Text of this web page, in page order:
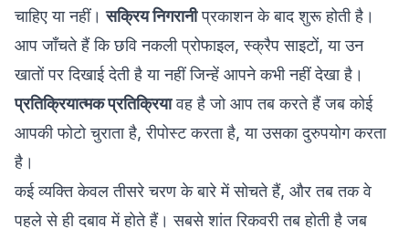
चाहिए या नहीं।सक्रिय निगरानीप्रकाशन के बाद शुरू होती है।
आप जाँचते हैं कि छवि नकली प्रोफाइल, स्क्रैप साइटों, या उन
खातों पर दिखाई देती है या नहीं जिन्हें आपने कभी नहीं देखा है।
प्रतिक्रियात्मक प्रतिक्रियावह है जो आप तब करते हैं जब कोई
आपकी फोटो चुराता है, रीपोस्ट करता है, या उसका दुरुपयोग करता
है।
कई व्यक्ति केवल तीसरे चरण के बारे में सोचते हैं, और तब तक वे
पहले से ही दबाव में होते हैं। सबसे शांत रिकवरी तब होती है जब